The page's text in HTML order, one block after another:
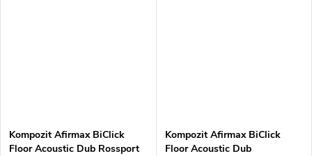
Kompozit Afirmax BiClick
Floor Acoustic Dub Rossport
Kompozit Afirmax BiClick
Floor Acoustic Dub